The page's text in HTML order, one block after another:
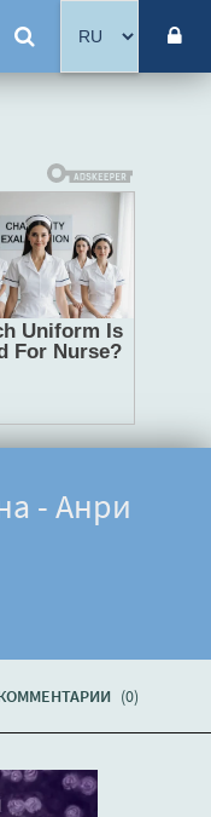
- Анри
(0)